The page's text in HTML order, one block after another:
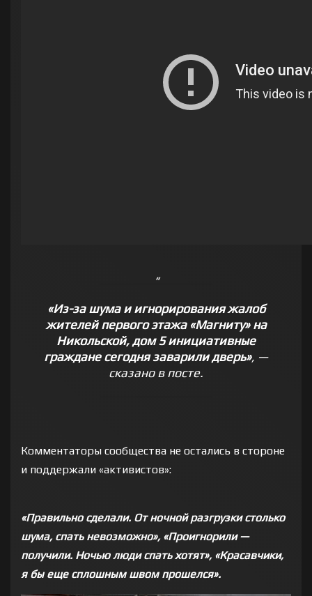
«Из-за шума и игнорирования жалоб
жителей первого этажа «Магниту» на
Никольской, дом 5 инициативные
граждане сегодня заварили дверь», —
сказано в посте.
Комментаторы сообщества не остались в стороне
и поддержали «активистов»:
«Правильно сделали. От ночной разгрузки столько
шума, спать невозможно», «Проигнорили —
получили. Ночью люди спать хотят», «Красавчики,
я бы еще сплошным швом прошелся».